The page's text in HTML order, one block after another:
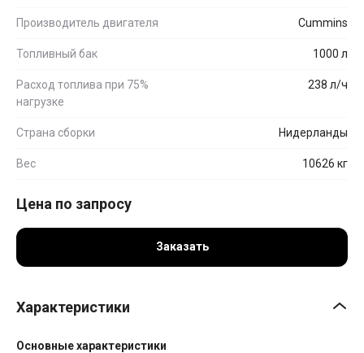
Производитель двигателя Cummins
Топливный бак 1000 л
Расход топлива при 75%
нагрузке
238 л/ч
Страна сборки Нидерланды
Вес 10626 кг
Цена по запросу
Заказать
Характеристики
Основные характеристики